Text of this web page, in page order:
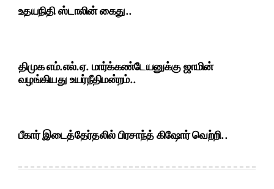
உதயநிதி ஸ்டாலின் கைது..
திமுக எம்.எல்.ஏ. மார்க்கண்டேயனுக்கு ஜாமின்
வழங்கியது உயர்நீதிமன்றம்..
பீகார் இடைத்தேர்தலில் பிரசாந்த் கிஷோர் வெற்றி..